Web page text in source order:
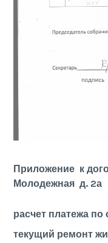
Приложение к
Молодежная д. 2а
расчет платежа
текущий ремонт